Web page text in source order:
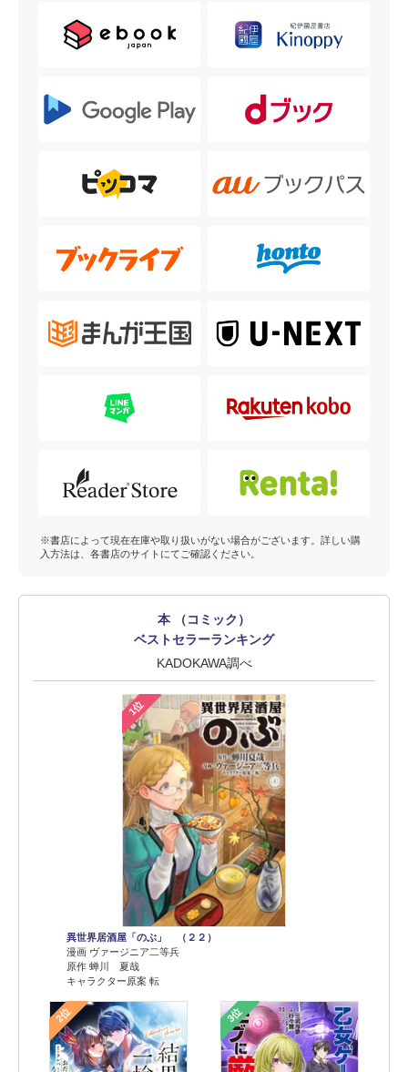
※書店によって現在在庫や取り扱いがない場合がございます。詳しい購
入方法は、各書店のサイトにてご確認ください。
本 （コミック）
ベストセラーランキング
KADOKAWA調べ
1位
異世界居酒屋「のぶ」 （２２）
漫画 ヴァージニア二等兵
原作 蝉川 夏哉
キャラクター原案 転
2位 3位